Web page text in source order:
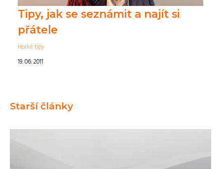
Tipy, jak se seznámit a najít si
přátele
Horké tipy
19. 06. 2011
Starší články